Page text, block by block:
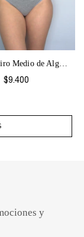
Vedetina Tiro Medio de Algodón Colores-2...
$9.400
y